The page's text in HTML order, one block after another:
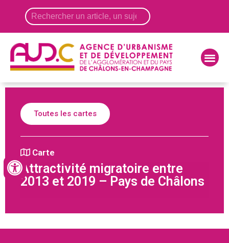
Toutes les cartes
Carte
Attractivité migratoire entre
2013 et 2019 – Pays de Châlons
Panneau de gestion des cookies